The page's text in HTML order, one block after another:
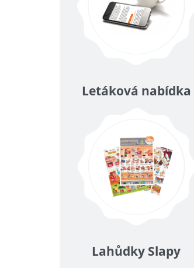
Letáková nabídka
Lahůdky Slapy